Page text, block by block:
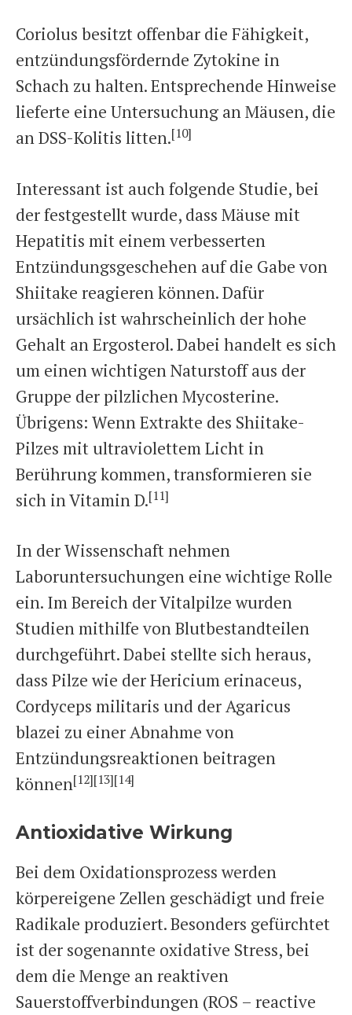
Coriolus besitzt offenbar die Fähigkeit,
entzündungsfördernde Zytokine in
Schach zu halten. Entsprechende Hinweise
lieferte eine Untersuchung an Mäusen, die
an DSS-Kolitis litten.[10]
Interessant ist auch folgende Studie, bei
der festgestellt wurde, dass Mäuse mit
Hepatitis mit einem verbesserten
Entzündungsgeschehen auf die Gabe von
Shiitake reagieren können. Dafür
ursächlich ist wahrscheinlich der hohe
Gehalt an Ergosterol. Dabei handelt es sich
um einen wichtigen Naturstoff aus der
Gruppe der pilzlichen Mycosterine.
Übrigens: Wenn Extrakte des Shiitake-
Pilzes mit ultraviolettem Licht in
Berührung kommen, transformieren sie
sich in Vitamin D.[11]
In der Wissenschaft nehmen
Laboruntersuchungen eine wichtige Rolle
ein. Im Bereich der Vitalpilze wurden
Studien mithilfe von Blutbestandteilen
durchgeführt. Dabei stellte sich heraus,
dass Pilze wie der Hericium erinaceus,
Cordyceps militaris und der Agaricus
blazei zu einer Abnahme von
Entzündungsreaktionen beitragen
können[12][13][14]
Antioxidative Wirkung
Bei dem Oxidationsprozess werden
körpereigene Zellen geschädigt und freie
Radikale produziert. Besonders gefürchtet
ist der sogenannte oxidative Stress, bei
dem die Menge an reaktiven
Sauerstoffverbindungen (ROS – reactive